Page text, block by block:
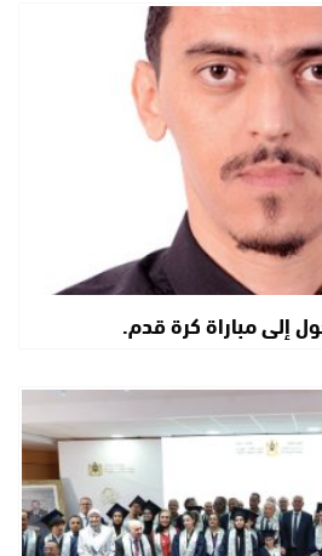
إلى مباراة كرة قدم.